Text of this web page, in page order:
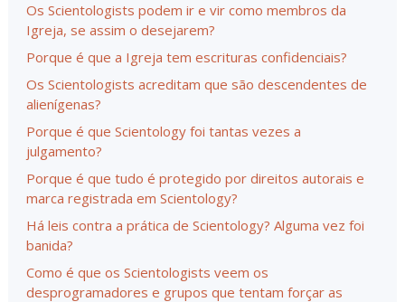
Os Scientologists podem ir e vir como membros da
Igreja, se assim o desejarem?
Porque é que a Igreja tem escrituras confidenciais?
Os Scientologists acreditam que são descendentes de
alienígenas?
Porque é que Scientology foi tantas vezes a
julgamento?
Porque é que tudo é protegido por direitos autorais e
marca registrada em Scientology?
Há leis contra a prática de Scientology? Alguma vez foi
banida?
Como é que os Scientologists veem os
desprogramadores e grupos que tentam forçar as